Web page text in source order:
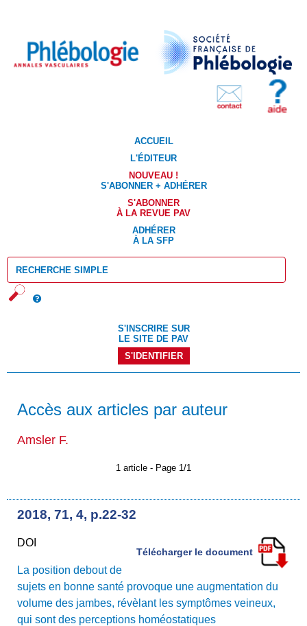
ACCUEIL
L'ÉDITEUR
NOUVEAU !
S'ABONNER + ADHÉRER
S'ABONNER
À LA REVUE PAV
ADHÉRER
À LA SFP
S'INSCRIRE SUR
LE SITE DE PAV
S'IDENTIFIER
Accès aux articles par auteur
Amsler F.
1 article - Page 1/1
2018, 71, 4, p.22-32
DOI
Télécharger le document
La position debout de
sujets en bonne santé provoque une augmentation du
volume des jambes, révèlant les symptômes veineux,
qui sont des perceptions homéostatiques